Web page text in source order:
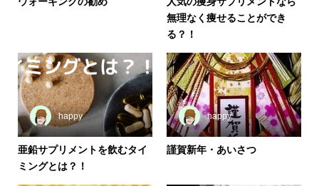
無理なく痩せることができ
る？！
happy
亜鉛サプリメントを飲むタイ
ミングとは？！
happy
謹賀新年・あいさつ